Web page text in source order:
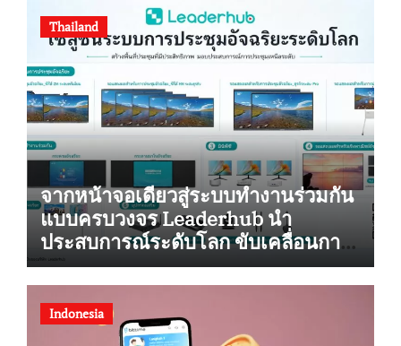
Thailand
จากหน้าจอเดียวสู่ระบบทำงานร่วมกัน
แบบครบวงจร Leaderhub นำ
ประสบการณ์ระดับโลก ขับเคลื่อนการ
ยกระดับสู่ดิจิทัลในไทย
Indonesia